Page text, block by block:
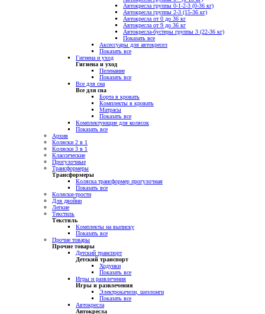
Автокресла группы 0-1-2-3 (0-36 кг)
Автокресла группы 2-3 (15-36 кг)
Автокресла от 0 до 36 кг
Автокресла от 9 до 36 кг
Автокресла-бустеры группы 3 (22-36 кг)
Показать все
Аксессуары для автокресел
Показать все
Гигиена и уход
Гигиена и уход
Пеленание
Показать все
Все для сна
Все для сна
Борта в кровать
Комплекты в кровать
Матрасы
Показать все
Комплектующие для колясок
Показать все
Архив
Коляски 2 в 1
Коляски 3 в 1
Классические
Прогулочные
Трансформеры
Трансформеры
Коляска трансформер прогулочная
Показать все
Коляски-трости
Для двойни
Легкие
Текстиль
Текстиль
Комплекты на выписку
Показать все
Прочие товары
Прочие товары
Детский транспорт
Детский транспорт
Ходунки
Показать все
Игры и развлечения
Игры и развлечения
Электрокачели, шезлонги
Показать все
Автокресла
Автокресла